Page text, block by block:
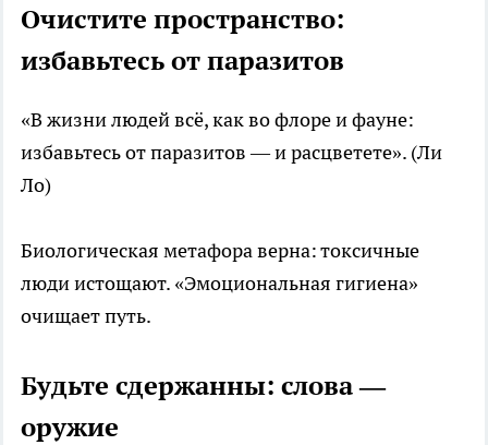
Очистите пространство:
избавьтесь от паразитов
«В жизни людей всё, как во флоре и фауне:
избавьтесь от паразитов — и расцветете». (Ли
Ло)
Биологическая метафора верна: токсичные
люди истощают. «Эмоциональная гигиена»
очищает путь.
Будьте сдержанны: слова —
оружие